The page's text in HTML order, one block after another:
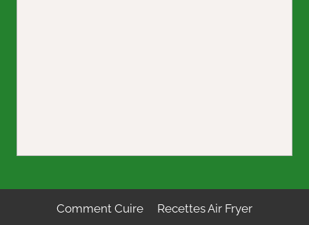
Comment Cuire Recettes Air Fryer